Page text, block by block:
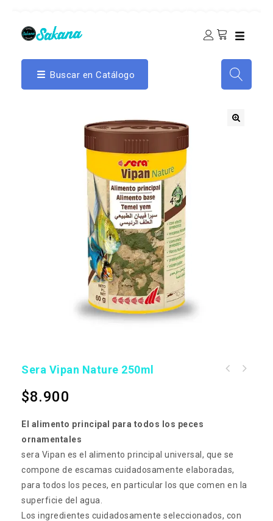
Buscar en Catálogo
Sera Vipan Nature 250ml
$8.900
El alimento principal para todos los peces
ornamentales
sera Vipan es el alimento principal universal, que se
compone de escamas cuidadosamente elaboradas,
para todos los peces, en particular los que comen en la
superficie del agua.
Los ingredientes cuidadosamente seleccionados, con